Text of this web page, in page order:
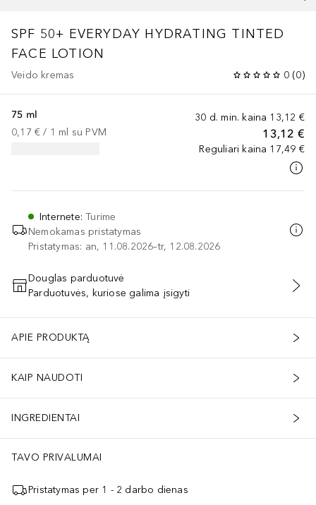
SPF 50+ EVERYDAY HYDRATING TINTED
FACE LOTION
Veido kremas 0 (0)
30 d. min. kaina 13,12 €
13,12 €
Reguliari kaina 17,49 €
75 ml
0,17 € / 1 ml su PVM
Internete:Turime
Nemokamas pristatymas
Pristatymas: an, 11.08.2026–tr, 12.08.2026
PRIDĖTI Į KREPŠELĮ
Douglas parduotuvė
Parduotuvės, kuriose galima įsigyti
APIE PRODUKTĄ
KAIP NAUDOTI
INGREDIENTAI
TAVO PRIVALUMAI
Pristatymas per 1 - 2 darbo dienas